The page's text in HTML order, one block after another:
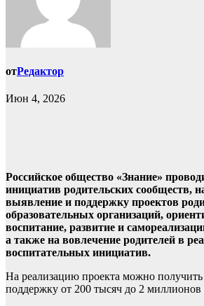
отРедактор
Июн 4, 2026
Российское общество «Знание»
инициатив родительских сообществ,
выявление и поддержку проектов
образовательных организаций,
воспитание, развитие и
а также на вовлечение родителей в
воспитательных инициатив.
На реализацию проекта можно
поддержку от 200 тысяч до 2 миллионов